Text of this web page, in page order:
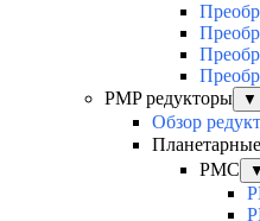
PMP редукторы
▼
Обзор
PMC ▼